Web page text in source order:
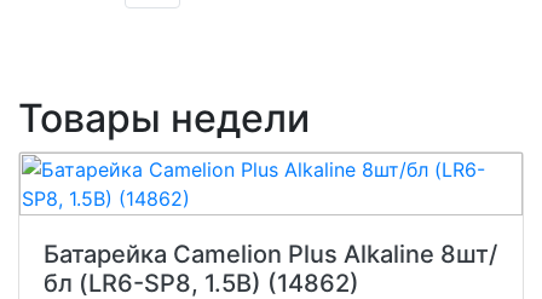
Товары недели
Батарейка Camelion Plus Alkaline 8шт/
бл (LR6-SP8, 1.5В) (14862)